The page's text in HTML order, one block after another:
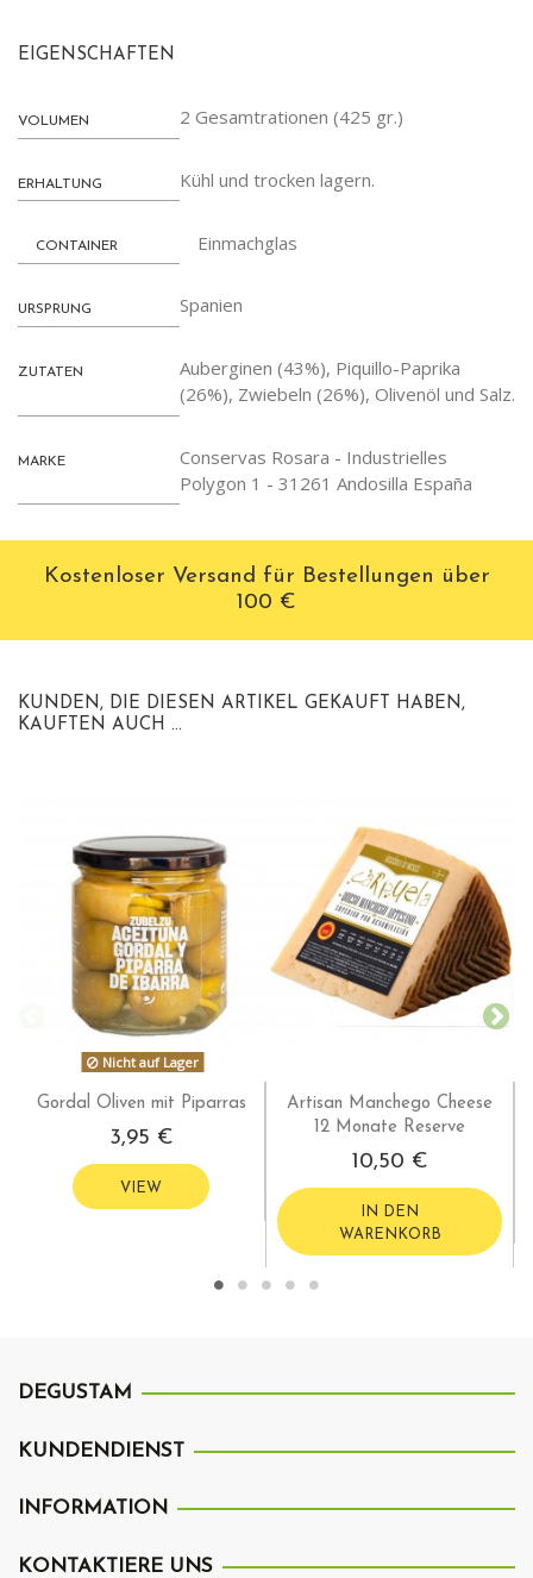
EIGENSCHAFTEN
VOLUMEN 2 Gesamtrationen (425 gr.)
ERHALTUNG Kühl und trocken lagern.
CONTAINER Einmachglas
URSPRUNG Spanien
ZUTATEN
Auberginen (43%), Piquillo-Paprika
(26%), Zwiebeln (26%), Olivenöl und Salz.
MARKE
Conservas Rosara - Industrielles
Polygon 1 - 31261 Andosilla España
Kostenloser Versand für Bestellungen über
100 €
KUNDEN, DIE DIESEN ARTIKEL GEKAUFT HABEN,
KAUFTEN AUCH ...
Nicht auf Lager
Gordal Oliven mit Piparras
3,95 €
VIEW
Artisan Manchego Cheese
12 Monate Reserve
10,50 €
IN DEN
WARENKORB
DEGUSTAM
KUNDENDIENST
INFORMATION
KONTAKTIERE UNS